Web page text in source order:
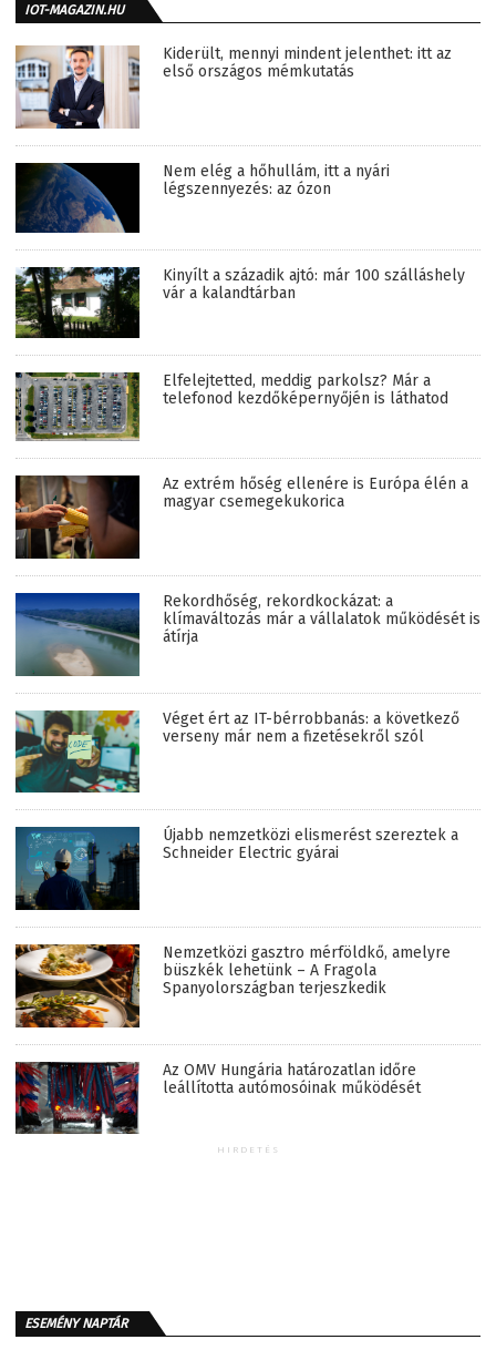
IOT-MAGAZIN.HU
Kiderült, mennyi mindent jelenthet: itt az
első országos mémkutatás
Nem elég a hőhullám, itt a nyári
légszennyezés: az ózon
Kinyílt a századik ajtó: már 100 szálláshely
vár a kalandtárban
Elfelejtetted, meddig parkolsz? Már a
telefonod kezdőképernyőjén is láthatod
Az extrém hőség ellenére is Európa élén a
magyar csemegekukorica
Rekordhőség, rekordkockázat: a
klímaváltozás már a vállalatok működését is
átírja
Véget ért az IT-bérrobbanás: a következő
verseny már nem a fizetésekről szól
Újabb nemzetközi elismerést szereztek a
Schneider Electric gyárai
Nemzetközi gasztro mérföldkő, amelyre
büszkék lehetünk – A Fragola
Spanyolországban terjeszkedik
Az OMV Hungária határozatlan időre
leállította autómosóinak működését
HIRDETÉS
ESEMÉNY NAPTÁR